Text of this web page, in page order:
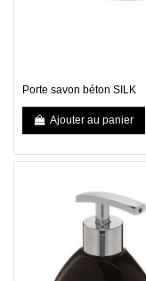
Porte savon béton SILK
Ajouter au panier